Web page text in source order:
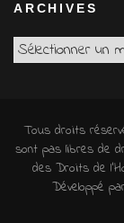
ARCHIVES
Archives
Tous droits
sont pas libres de
des Droits de
Développé